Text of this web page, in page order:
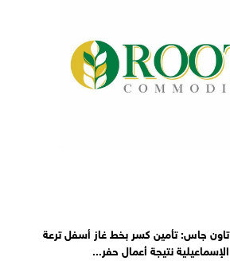
تاون جاس: تأمين كسر بخط غاز أسفل ترعة
الإسماعيلية نتيجة أعمال حفر...